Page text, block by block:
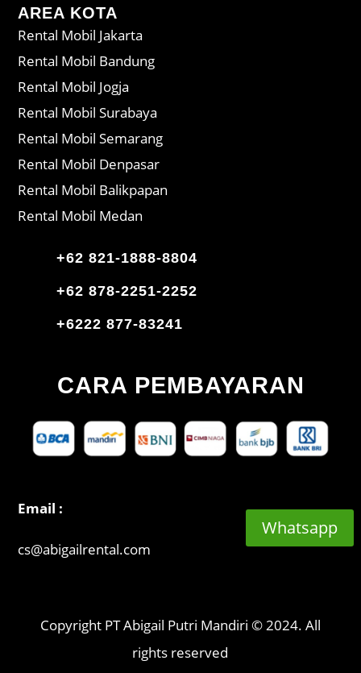
AREA KOTA
Rental Mobil Jakarta
Rental Mobil Bandung
Rental Mobil Jogja
Rental Mobil Surabaya
Rental Mobil Semarang
Rental Mobil Denpasar
Rental Mobil Balikpapan
Rental Mobil Medan
+62 821-1888-8804
+62 878-2251-2252
+6222 877-83241
CARA PEMBAYARAN
Email :
cs@abigailrental.com
Copyright PT Abigail Putri Mandiri © 2024. All
rights reserved
Whatsapp